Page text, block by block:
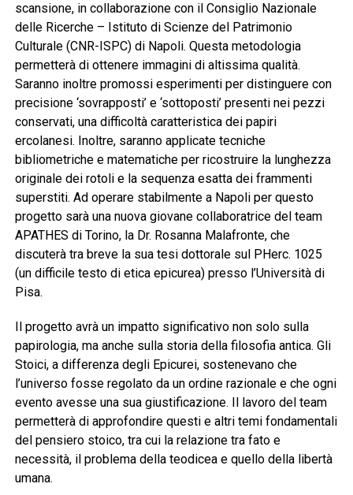
scansione, in collaborazione con il Consiglio Nazionale
delle Ricerche – Istituto di Scienze del Patrimonio
Culturale (CNR-ISPC) di Napoli. Questa metodologia
permetterà di ottenere immagini di altissima qualità.
Saranno inoltre promossi esperimenti per distinguere con
precisione ‘sovrapposti’ e ‘sottoposti’ presenti nei pezzi
conservati, una difficoltà caratteristica dei papiri
ercolanesi. Inoltre, saranno applicate tecniche
bibliometriche e matematiche per ricostruire la lunghezza
originale dei rotoli e la sequenza esatta dei frammenti
superstiti. Ad operare stabilmente a Napoli per questo
progetto sarà una nuova giovane collaboratrice del team
APATHES di Torino, la Dr. Rosanna Malafronte, che
discuterà tra breve la sua tesi dottorale sul PHerc. 1025
(un difficile testo di etica epicurea) presso l’Università di
Pisa.
Il progetto avrà un impatto significativo non solo sulla
papirologia, ma anche sulla storia della filosofia antica. Gli
Stoici, a differenza degli Epicurei, sostenevano che
l’universo fosse regolato da un ordine razionale e che ogni
evento avesse una sua giustificazione. Il lavoro del team
permetterà di approfondire questi e altri temi fondamentali
del pensiero stoico, tra cui la relazione tra fato e
necessità, il problema della teodicea e quello della libertà
umana.